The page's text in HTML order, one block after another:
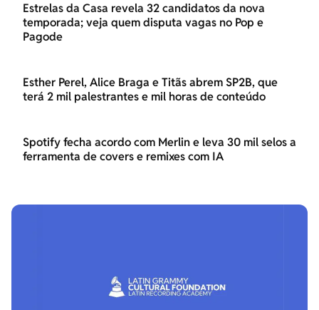
Estrelas da Casa revela 32 candidatos da nova
temporada; veja quem disputa vagas no Pop e
Pagode
Esther Perel, Alice Braga e Titãs abrem SP2B, que
terá 2 mil palestrantes e mil horas de conteúdo
Spotify fecha acordo com Merlin e leva 30 mil selos a
ferramenta de covers e remixes com IA